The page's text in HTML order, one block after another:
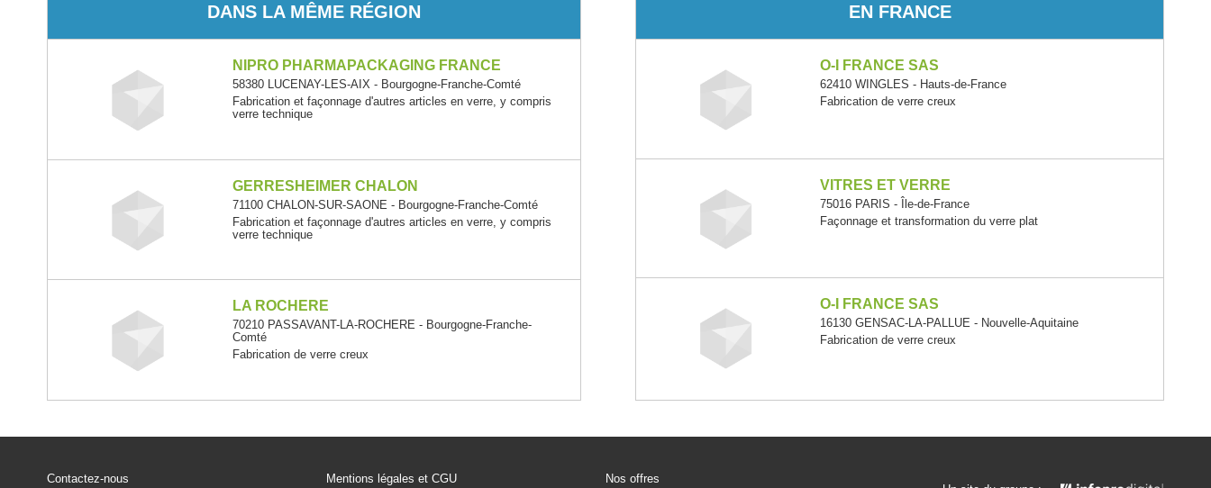
DANS LA MÊME RÉGION
NIPRO PHARMAPACKAGING FRANCE
58380 LUCENAY-LES-AIX - Bourgogne-Franche-Comté
Fabrication et façonnage d'autres articles en verre, y compris
verre technique
GERRESHEIMER CHALON
71100 CHALON-SUR-SAONE - Bourgogne-Franche-Comté
Fabrication et façonnage d'autres articles en verre, y compris
verre technique
LA ROCHERE
70210 PASSAVANT-LA-ROCHERE - Bourgogne-Franche-
Comté
Fabrication de verre creux
EN FRANCE
O-I FRANCE SAS
62410 WINGLES - Hauts-de-France
Fabrication de verre creux
VITRES ET VERRE
75016 PARIS - Île-de-France
Façonnage et transformation du verre plat
O-I FRANCE SAS
16130 GENSAC-LA-PALLUE - Nouvelle-Aquitaine
Fabrication de verre creux
Contactez-nous Mentions légales et CGU Nos offres